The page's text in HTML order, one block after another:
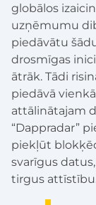
globālos
uzņēmumu
piedāvātu
drosmīgas
ātrāk. Tādi
piedāvā
attālinātajam
“Dappradar”
piekļūt
svarīgus
tirgus